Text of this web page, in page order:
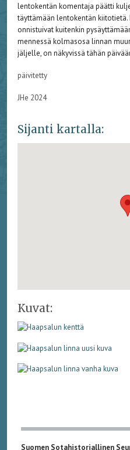
lentokentän komentaja päätti
täyttämään lentokentän
onnistuivat kuitenkin
mennessä kolmasosa linnan
jäljelle, on näkyvissä tähän
päivitetty
JHe 2024
Sijanti kartalla:
Kuvat:
Suomen Sotahistoriallinen